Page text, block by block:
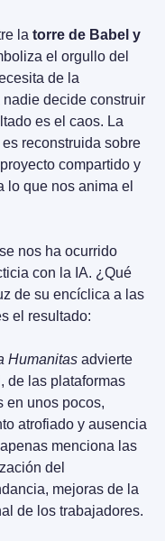
la torre de Babel y
el orgullo del
de la
decide construir
es el caos. La
reconstruida sobre
compartido y
lo que nos anima el
nos ha ocurrido
con la IA. ¿Qué
de su encíclica a las
el resultado:
Humanitas advierte
de las plataformas
en unos pocos,
atrofiado y ausencia
menciona las
del
mejoras de la
de los trabajadores.